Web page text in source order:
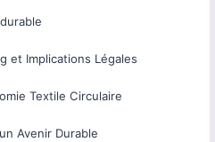
et Implications Légales
Textile Circulaire
Avenir Durable